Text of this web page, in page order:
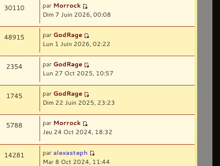
30110 par Morrock
Dim 7 Juin 2026, 00:08
48915 par GodRage
Lun 1 Juin 2026, 02:22
2354 par GodRage
Lun 27 Oct 2025, 10:57
1745 par GodRage
Dim 22 Juin 2025, 23:23
5788 par Morrock
Jeu 24 Oct 2024, 18:32
14281 paralexasteph
Mar 8 Oct 2024, 11:44